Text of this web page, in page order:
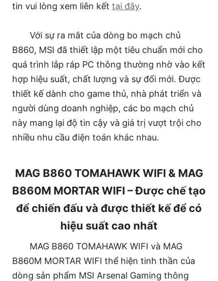
tin vui lòng xem liên kết tại đây.
Với sự ra mắt của dòng bo mạch chủ
B860, MSI đã thiết lập một tiêu chuẩn mới cho
quá trình lắp ráp PC thông thường nhờ vào kết
hợp hiệu suất, chất lượng và sự đổi mới. Được
thiết kế dành cho game thủ, nhà phát triển và
người dùng doanh nghiệp, các bo mạch chủ
này mang lại độ tin cậy và giá trị vượt trội cho
nhiều nhu cầu điện toán khác nhau.
MAG B860 TOMAHAWK WIFI & MAG
B860M MORTAR WIFI – Được chế tạo
để chiến đấu và được thiết kế để có
hiệu suất cao nhất
MAG B860 TOMAHAWK WIFI và MAG
B860M MORTAR WIFI thể hiện tinh thần của
dòng sản phẩm MSI Arsenal Gaming thông